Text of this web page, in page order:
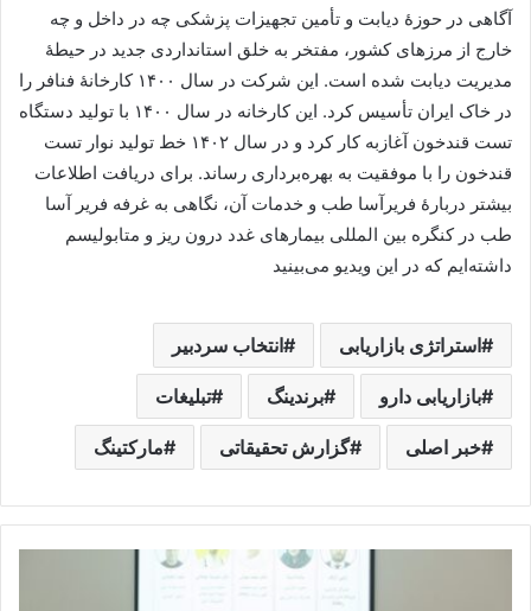
آگاهی در حوزۀ دیابت و تأمین تجهیزات پزشکی چه در داخل و چه
خارج از مرزهای کشور، مفتخر به خلق استانداردی جدید در حیطۀ
مدیریت دیابت شده است. این شرکت در سال ۱۴۰۰ کارخانۀ فنافر را
در خاک ایران تأسیس کرد. این کارخانه در سال ۱۴۰۰ با تولید دستگاه
تست قندخون آغاز‌به ‌‌کار کرد و در سال ۱۴۰۲ خط تولید نوار تست
قندخون را با موفقیت به بهره‌برداری رساند. برای دریافت اطلاعات
بیشتر دربارۀ فریرآسا طب و خدمات آن، نگاهی به غرفه فریر آسا
طب در کنگره بین المللی بیمارهای غدد درون ریز و متابولیسم
داشته‌ایم که در این ویدیو می‌بینید
استراتژی بازاریابی انتخاب سردبیر
بازاریابی دارو برندینگ تبلیغات
خبر اصلی گزارش تحقیقاتی مارکتینگ